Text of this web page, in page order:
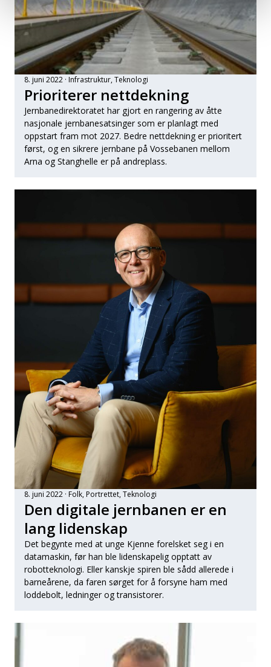
8. juni 2022 Infrastruktur, Teknologi
Prioriterer nettdekning
Jernbanedirektoratet har gjort en rangering av åtte
nasjonale jernbanesatsinger som er planlagt med
oppstart fram mot 2027. Bedre nettdekning er prioritert
først, og en sikrere jernbane på Vossebanen mellom
Arna og Stanghelle er på andreplass.
8. juni 2022 Folk, Portrettet, Teknologi
Den digitale jernbanen er en
lang lidenskap
Det begynte med at unge Kjenne forelsket seg i en
datamaskin, før han ble lidenskapelig opptatt av
robotteknologi. Eller kanskje spiren ble sådd allerede i
barneårene, da faren sørget for å forsyne ham med
loddebolt, ledninger og transistorer.